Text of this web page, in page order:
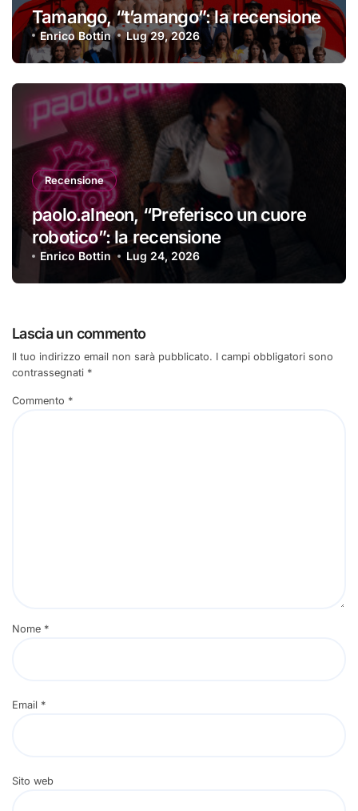
Tamango, “t’amango”: la recensione
Enrico Bottin Lug 29, 2026
Recensione
paolo.alneon, “Preferisco un cuore
robotico”: la recensione
Enrico Bottin Lug 24, 2026
Lascia un commento
Il tuo indirizzo email non sarà pubblicato. I campi obbligatori sono
contrassegnati *
Commento *
Nome *
Email *
Sito web